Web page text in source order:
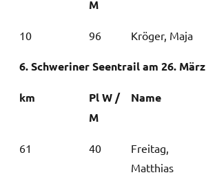
M
10 96 Kröger, Maja
6. Schweriner Seentrail am 26.
km
Pl W /
M
Name
61 40
Freitag,
Matthias